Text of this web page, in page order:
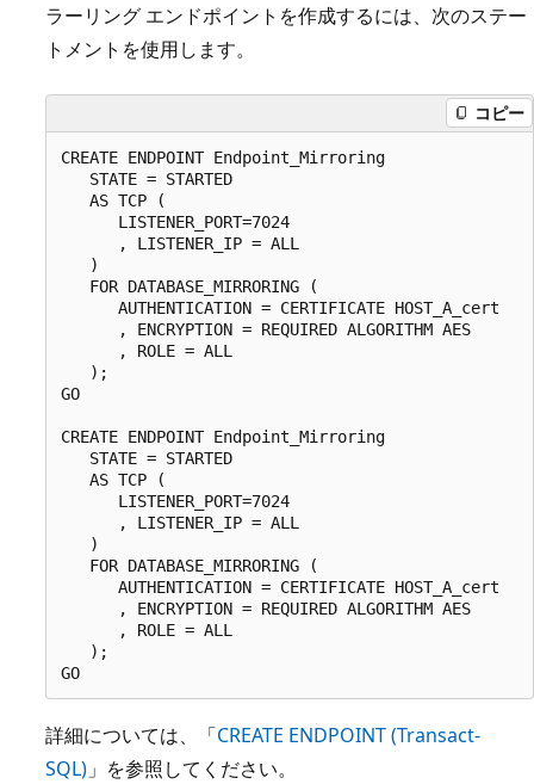
ラーリング エンドポイントを作成するには、次のステー
トメントを使用します。
コピー
CREATE ENDPOINT Endpoint_Mirroring
   STATE = STARTED
   AS TCP (
      LISTENER_PORT=7024
      , LISTENER_IP = ALL
   )
   FOR DATABASE_MIRRORING (
      AUTHENTICATION = CERTIFICATE HOST_A_cert
      , ENCRYPTION = REQUIRED ALGORITHM AES
      , ROLE = ALL
   );
GO
CREATE ENDPOINT Endpoint_Mirroring
   STATE = STARTED
   AS TCP (
      LISTENER_PORT=7024
      , LISTENER_IP = ALL
   )
   FOR DATABASE_MIRRORING (
      AUTHENTICATION = CERTIFICATE HOST_A_cert
      , ENCRYPTION = REQUIRED ALGORITHM AES
      , ROLE = ALL
   );
詳細については、「CREATE ENDPOINT (Transact-
SQL) 」を参照してください。